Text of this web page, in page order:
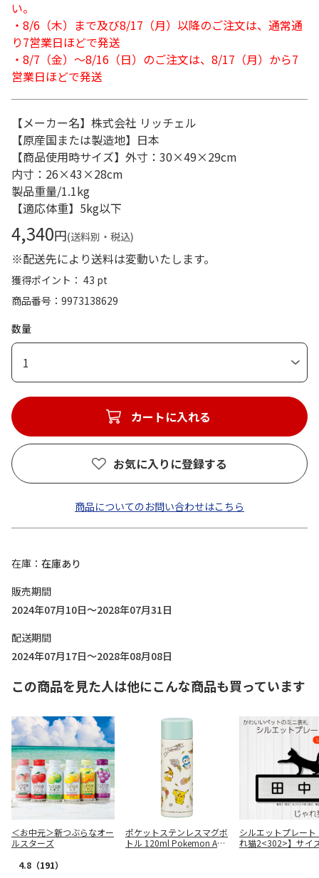
い。
・8/6（木）まで及び8/17（月）以降のご注文は、通常通
り7営業日ほどで発送
・8/7（金）～8/16（日）のご注文は、8/17（月）から7
営業日ほどで発送
【メーカー名】株式会社 リッチェル
【原産国または製造地】日本
【商品使用時サイズ】外寸：30×49×29cm
内寸：26×43×28cm
製品重量/1.1kg
【適応体重】5kg以下
4,340円(送料別・税込)
※配送先により送料は変動いたします。
獲得ポイント： 43 pt
商品番号
9973138629
数量
1
カートに入れる
お気に入りに登録する
商品についてのお問い合わせはこちら
在庫
在庫あり
販売期間
2024年07月10日～2028年07月31日
配送期間
2024年07月17日～2028年08月08日
この商品を見た人は他にこんな商品も買っています
＜お中元＞新つぶらなオー
ルスターズ
4.8 （191）
ポケットステンレスマグボ
トル 120ml Pokemon Anti
シルエットプレート
れ猫2<302>】サイ